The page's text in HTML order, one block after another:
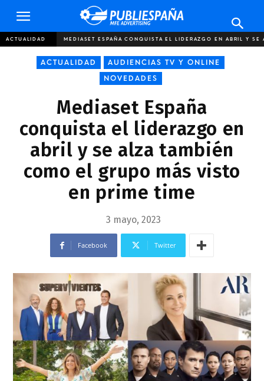
Publiespaña
ACTUALIDAD MEDIASET ESPAÑA CONQUISTA EL LIDERAZGO EN ABRIL Y
ACTUALIDAD
AUDIENCIAS TV Y ONLINE
NOVEDADES
Mediaset España
conquista el liderazgo en
abril y se alza también
como el grupo más visto
en prime time
3 mayo, 2023
Facebook Twitter